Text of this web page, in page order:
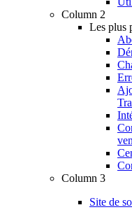
Column 2
Les plus
Column 3
Site de